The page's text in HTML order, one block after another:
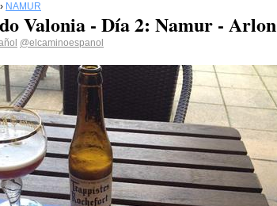
› NAMUR
Valonia - Día 2: Namur - Arlon
@elcaminoespanol